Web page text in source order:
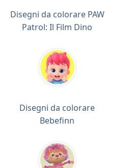
Disegni da colorare PAW
Patrol: Il Film Dino
Disegni da colorare
Bebefinn